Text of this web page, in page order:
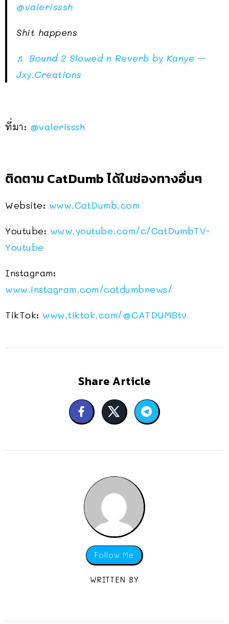
@valerisssh
Shit happens
♬ Bound 2 Slowed n Reverb by Kanye –
Jxy.Creations
ที่มา: @valerisssh
ติดตาม CatDumb ได้ในช่องทางอื่นๆ
Website: www.CatDumb.com
Youtube: www.youtube.com/c/CatDumbTV-
Youtube
Instagram:
www.instagram.com/catdumbnews/
TikTok: www.tiktok.com/@CATDUMBtv
Share Article
Follow Me
WRITTEN BY